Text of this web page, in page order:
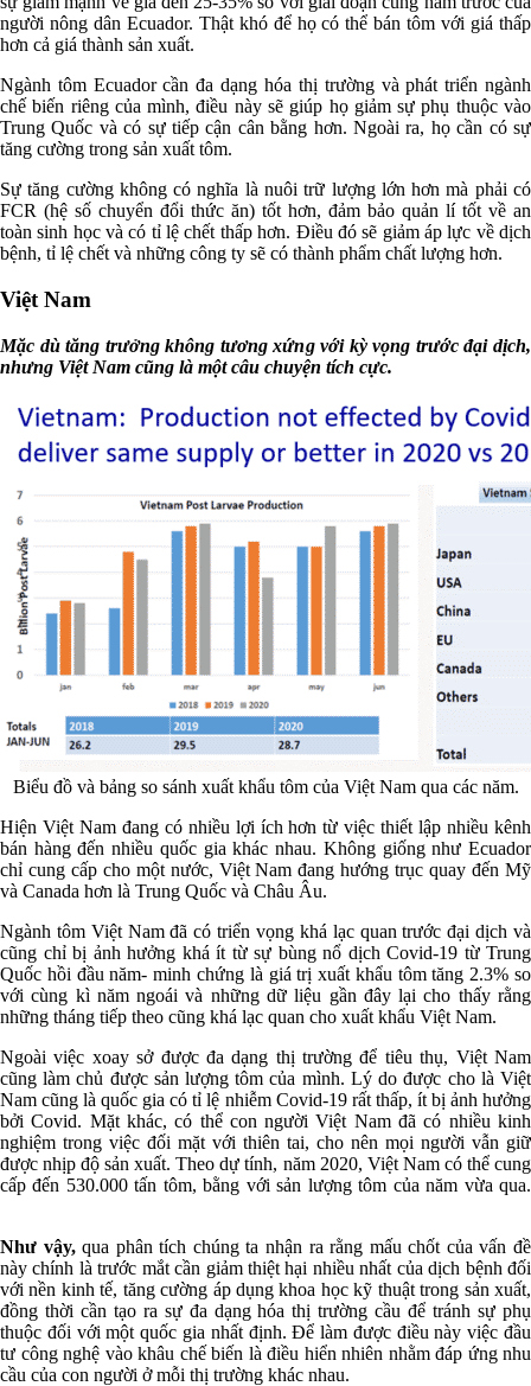
người nông dân Ecuador. Thật khó để họ có thể bán tôm với giá thấp
hơn cả giá thành sản xuất.
Ngành tôm Ecuador cần đa dạng hóa thị trường và phát triển ngành
chế biến riêng của mình, điều này sẽ giúp họ giảm sự phụ thuộc vào
Trung Quốc và có sự tiếp cận cân bằng hơn. Ngoài ra, họ cần có sự
tăng cường trong sản xuất tôm.
Sự tăng cường không có nghĩa là nuôi trữ lượng lớn hơn mà phải có
FCR (hệ số chuyển đổi thức ăn) tốt hơn, đảm bảo quản lí tốt về an
toàn sinh học và có tỉ lệ chết thấp hơn. Điều đó sẽ giảm áp lực về dịch
bệnh, tỉ lệ chết và những công ty sẽ có thành phẩm chất lượng hơn.
Việt Nam
Mặc dù tăng trưởng không tương xứng với kỳ vọng trước đại dịch,
nhưng Việt Nam cũng là một câu chuyện tích cực.
Biểu đồ và bảng so sánh xuất khẩu tôm của Việt Nam qua các năm.
Hiện Việt Nam đang có nhiều lợi ích hơn từ việc thiết lập nhiều kênh
bán hàng đến nhiều quốc gia khác nhau. Không giống như Ecuador
chỉ cung cấp cho một nước, Việt Nam đang hướng trục quay đến Mỹ
và Canada hơn là Trung Quốc và Châu Âu.
Ngành tôm Việt Nam đã có triển vọng khá lạc quan trước đại dịch và
cũng chỉ bị ảnh hưởng khá ít từ sự bùng nổ dịch Covid-19 từ Trung
Quốc hồi đầu năm- minh chứng là giá trị xuất khẩu tôm tăng 2.3% so
với cùng kì năm ngoái và những dữ liệu gần đây lại cho thấy rằng
những tháng tiếp theo cũng khá lạc quan cho xuất khẩu Việt Nam.
Ngoài việc xoay sở được đa dạng thị trường để tiêu thụ, Việt Nam
cũng làm chủ được sản lượng tôm của mình. Lý do được cho là Việt
Nam cũng là quốc gia có tỉ lệ nhiễm Covid-19 rất thấp, ít bị ảnh hưởng
bởi Covid. Mặt khác, có thể con người Việt Nam đã có nhiều kinh
nghiệm trong việc đối mặt với thiên tai, cho nên mọi người vẫn giữ
được nhịp độ sản xuất. Theo dự tính, năm 2020, Việt Nam có thể cung
cấp đến 530.000 tấn tôm, bằng với sản lượng tôm của năm vừa qua.
Như vậy,qua phân tích chúng ta nhận ra rằng mấu chốt của vấn đề
này chính là trước mắt cần giảm thiệt hại nhiều nhất của dịch bệnh đối
với nền kinh tế, tăng cường áp dụng khoa học kỹ thuật trong sản xuất,
đồng thời cần tạo ra sự đa dạng hóa thị trường cầu để tránh sự phụ
thuộc đối với một quốc gia nhất định. Để làm được điều này việc đầu
tư công nghệ vào khâu chế biến là điều hiển nhiên nhằm đáp ứng nhu
cầu của con người ở mỗi thị trường khác nhau.